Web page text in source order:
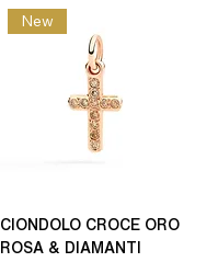
New
CIONDOLO CROCE ORO
ROSA & DIAMANTI